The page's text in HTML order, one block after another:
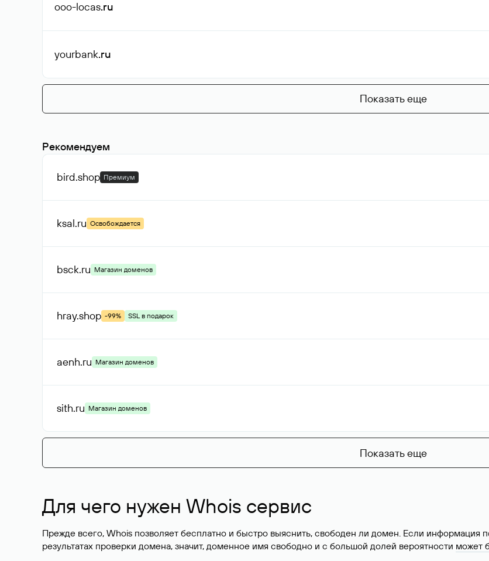
ooo-locas.ru
yourbank.ru
Показать еще
Рекомендуем
bird.shop Премиум
ksal.ru Освобождается
bsck.ru Магазин доменов
hray.shop -99% SSL в подарок
aenh.ru Магазин доменов
sith.ru Магазин доменов
Показать еще
Для чего нужен Whois сервис
Прежде всего, Whois позволяет бесплатно и быстро выяснить, свободен ли домен. Если
результатах проверки домена, значит, доменное имя свободно и с большой долей вероятности может